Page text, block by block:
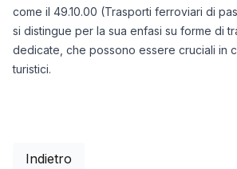
come il 49.10.00 (Trasporti ferroviari di
si distingue per la sua enfasi su forme di
dedicate, che possono essere cruciali in
turistici.
Indietro